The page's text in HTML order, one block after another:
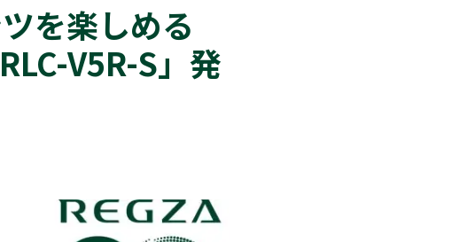
を楽しめる
V5R-S」発